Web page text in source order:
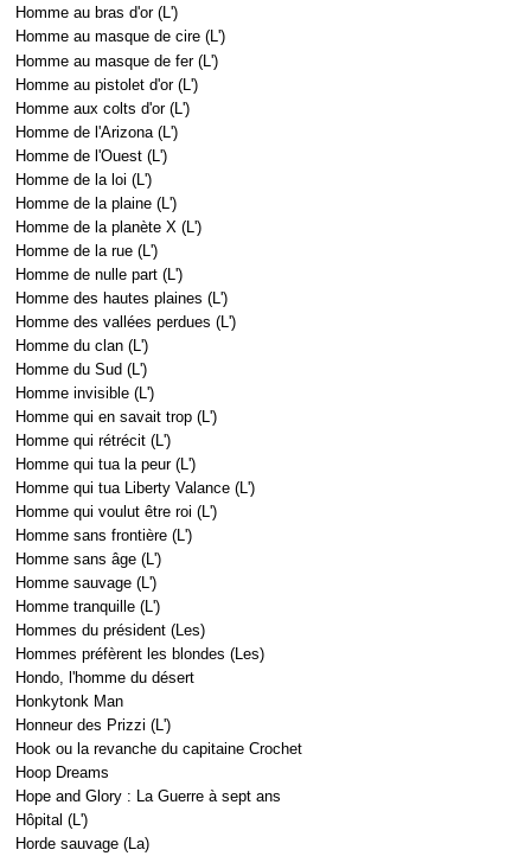
Homme au bras d'or (L')
Homme au masque de cire (L')
Homme au masque de fer (L')
Homme au pistolet d'or (L')
Homme aux colts d'or (L')
Homme de l'Arizona (L')
Homme de l'Ouest (L')
Homme de la loi (L')
Homme de la plaine (L')
Homme de la planète X (L')
Homme de la rue (L')
Homme de nulle part (L')
Homme des hautes plaines (L')
Homme des vallées perdues (L')
Homme du clan (L')
Homme du Sud (L')
Homme invisible (L')
Homme qui en savait trop (L')
Homme qui rétrécit (L')
Homme qui tua la peur (L')
Homme qui tua Liberty Valance (L')
Homme qui voulut être roi (L')
Homme sans frontière (L')
Homme sans âge (L')
Homme sauvage (L')
Homme tranquille (L')
Hommes du président (Les)
Hommes préfèrent les blondes (Les)
Hondo, l'homme du désert
Honkytonk Man
Honneur des Prizzi (L')
Hook ou la revanche du capitaine Crochet
Hoop Dreams
Hope and Glory : La Guerre à sept ans
Hôpital (L')
Horde sauvage (La)